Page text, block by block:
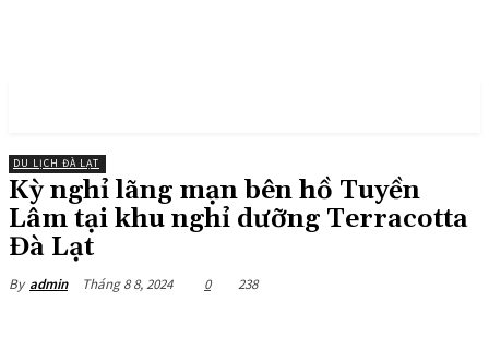
DU LỊCH ĐÀ LẠT
Kỳ nghỉ lãng mạn bên hồ Tuyền
Lâm tại khu nghỉ dưỡng Terracotta
Đà Lạt
By admin Tháng 8 8, 2024 0 238